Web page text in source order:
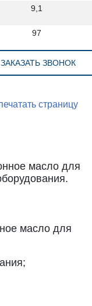
9,1
97
ЗАКАЗАТЬ ЗВОНОК
страницу
масло для
масло для